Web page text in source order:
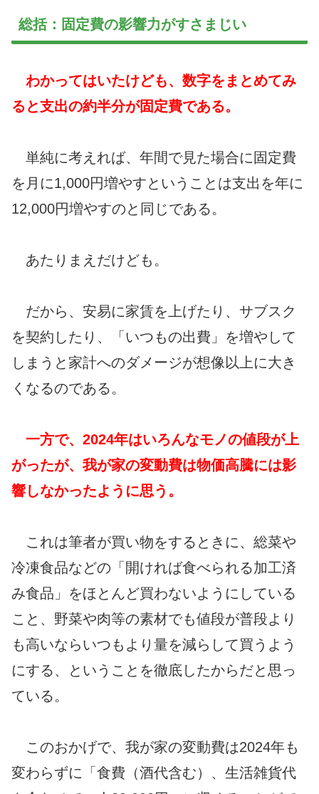
総括：固定費の影響力がすさまじい
わかってはいたけども、数字をまとめてみ
ると支出の約半分が固定費である。
単純に考えれば、年間で見た場合に固定費
を月に1,000円増やすということは支出を年に
12,000円増やすのと同じである。
あたりまえだけども。
だから、安易に家賃を上げたり、サブスク
を契約したり、「いつもの出費」を増やして
しまうと家計へのダメージが想像以上に大き
くなるのである。
一方で、2024年はいろんなモノの値段が上
がったが、我が家の変動費は物価高騰には影
響しなかったように思う 。
これは筆者が買い物をするときに、総菜や
冷凍食品などの「開ければ食べられる加工済
み食品」をほとんど買わないようにしている
こと、野菜や肉等の素材でも値段が普段より
も高いならいつもより量を減らして買うよう
にする、ということを徹底したからだと思っ
ている。
このおかげで、我が家の変動費は2024年も
変わらずに「食費（酒代含む）、生活雑貨代